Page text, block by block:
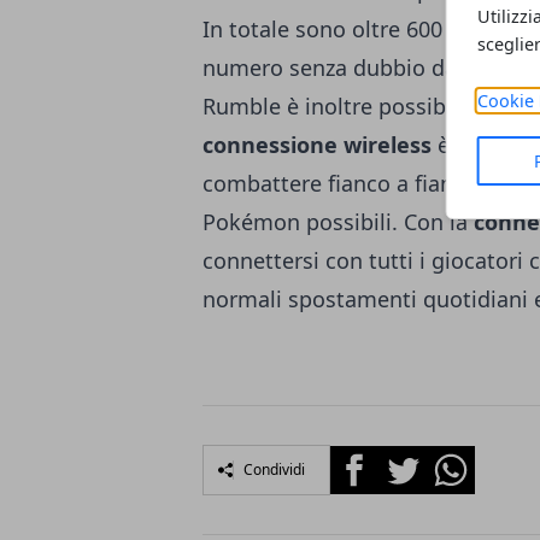
Cookie
In totale sono oltre 600 i
numero senza dubbio davvero
Rumble è inoltre possibile
connessione wireless è
combattere fianco a fianco e
Pokémon possibili. Con la
connettersi con tutti i giocatori
normali spostamenti quotidiani
Condividi FacebookTwitterWhatsapp